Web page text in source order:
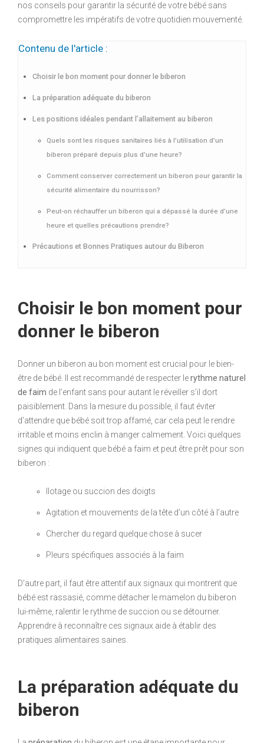
nos conseils pour garantir la sécurité de votre bébé sans
compromettre les impératifs de votre quotidien mouvementé.
Contenu de l'article :
Choisir le bon moment pour donner le biberon
La préparation adéquate du biberon
Les positions idéales pendant l’allaitement au biberon
Quels sont les risques sanitaires liés à l’utilisation d’un
biberon préparé depuis plus d’une heure?
Comment conserver correctement un biberon pour garantir la
sécurité alimentaire du nourrisson?
Peut-on réchauffer un biberon qui a dépassé la durée d’une
heure et quelles précautions prendre?
Précautions et Bonnes Pratiques autour du Biberon
Choisir le bon moment pour
donner le biberon
Donner un biberon au bon moment est crucial pour le bien-
être de bébé. Il est recommandé de respecter lerythme naturel
de faim de l’enfant sans pour autant le réveiller s’il dort
paisiblement. Dans la mesure du possible, il faut éviter
d’attendre que bébé soit trop affamé, car cela peut le rendre
irritable et moins enclin à manger calmement. Voici quelques
signes qui indiquent que bébé a faim et peut être prêt pour son
biberon :
Ilotage ou succion des doigts
Agitation et mouvements de la tête d’un côté à l’autre
Chercher du regard quelque chose à sucer
Pleurs spécifiques associés à la faim
D’autre part, il faut être attentif aux signaux qui montrent que
bébé est rassasié, comme détacher le mamelon du biberon
lui-même, ralentir le rythme de succion ou se détourner.
Apprendre à reconnaître ces signaux aide à établir des
pratiques alimentaires saines.
La préparation adéquate du
biberon